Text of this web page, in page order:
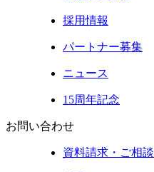
採用情報
パートナー募集
ニュース
15周年記念
お問い合わせ
資料請求・ご相談